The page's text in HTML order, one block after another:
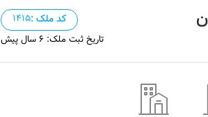
کد ملک :1415
تاریخ ثبت ملک: 6 سال پیش